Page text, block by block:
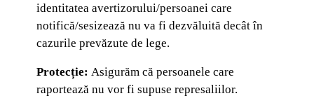
identitatea avertizorului/persoanei care
notifică/sesizează nu va fi dezvăluită decât în
cazurile prevăzute de lege.
Protecție: Asigurăm că persoanele care
raportează nu vor fi supuse represaliilor.